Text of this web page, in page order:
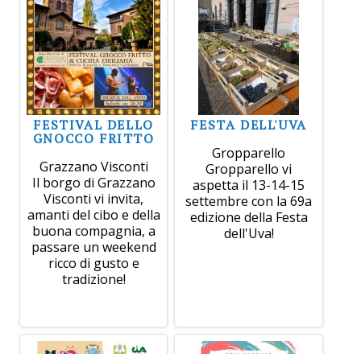
FESTIVAL DELLO
GNOCCO FRITTO
Grazzano Visconti
Il borgo di Grazzano
Visconti vi invita,
amanti del cibo e della
buona compagnia, a
passare un weekend
ricco di gusto e
tradizione!
FESTA DELL'UVA
Gropparello
Gropparello vi
aspetta il 13-14-15
settembre con la 69a
edizione della Festa
dell'Uva!